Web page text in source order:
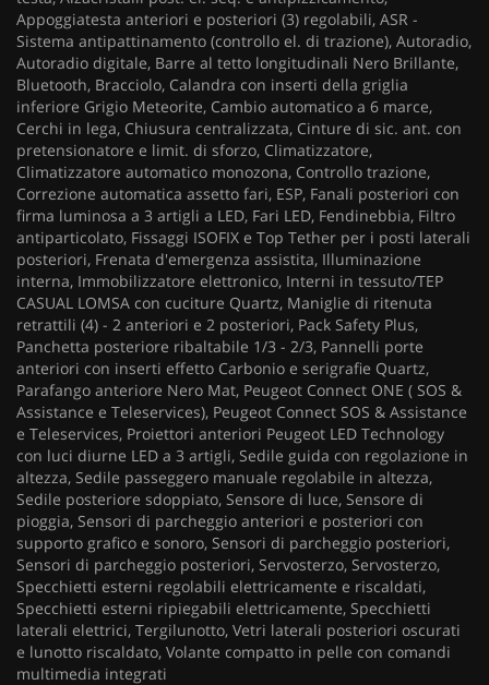
Appoggiatesta anteriori e posteriori (3) regolabili, ASR -
Sistema antipattinamento (controllo el. di trazione), Autoradio,
Autoradio digitale, Barre al tetto longitudinali Nero Brillante,
Bluetooth, Bracciolo, Calandra con inserti della griglia
inferiore Grigio Meteorite, Cambio automatico a 6 marce,
Cerchi in lega, Chiusura centralizzata, Cinture di sic. ant. con
pretensionatore e limit. di sforzo, Climatizzatore,
Climatizzatore automatico monozona, Controllo trazione,
Correzione automatica assetto fari, ESP, Fanali posteriori con
firma luminosa a 3 artigli a LED, Fari LED, Fendinebbia, Filtro
antiparticolato, Fissaggi ISOFIX e Top Tether per i posti laterali
posteriori, Frenata d'emergenza assistita, Illuminazione
interna, Immobilizzatore elettronico, Interni in tessuto/TEP
CASUAL LOMSA con cuciture Quartz, Maniglie di ritenuta
retrattili (4) - 2 anteriori e 2 posteriori, Pack Safety Plus,
Panchetta posteriore ribaltabile 1/3 - 2/3, Pannelli porte
anteriori con inserti effetto Carbonio e serigrafie Quartz,
Parafango anteriore Nero Mat, Peugeot Connect ONE ( SOS &
Assistance e Teleservices), Peugeot Connect SOS & Assistance
e Teleservices, Proiettori anteriori Peugeot LED Technology
con luci diurne LED a 3 artigli, Sedile guida con regolazione in
altezza, Sedile passeggero manuale regolabile in altezza,
Sedile posteriore sdoppiato, Sensore di luce, Sensore di
pioggia, Sensori di parcheggio anteriori e posteriori con
supporto grafico e sonoro, Sensori di parcheggio posteriori,
Sensori di parcheggio posteriori, Servosterzo, Servosterzo,
Specchietti esterni regolabili elettricamente e riscaldati,
Specchietti esterni ripiegabili elettricamente, Specchietti
laterali elettrici, Tergilunotto, Vetri laterali posteriori oscurati
e lunotto riscaldato, Volante compatto in pelle con comandi
multimedia integrati